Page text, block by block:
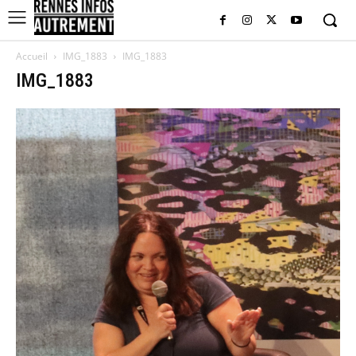
Accueil IMG_1883 IMG_1883
IMG_1883